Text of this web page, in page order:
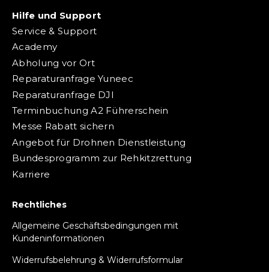
Hilfe und Support
Service & Support
Academy
Abholung vor Ort
Reparaturanfrage Yuneec
Reparaturanfrage DJI
Terminbuchung A2 Führerschein
Messe Rabatt sichern
Angebot für Drohnen Dienstleistung
Bundesprogramm zur Rehkitzrettung
Karriere
Rechtliches
Allgemeine Geschäftsbedingungen mit
Kundeninformationen
Widerrufsbelehrung & Widerrufsformular